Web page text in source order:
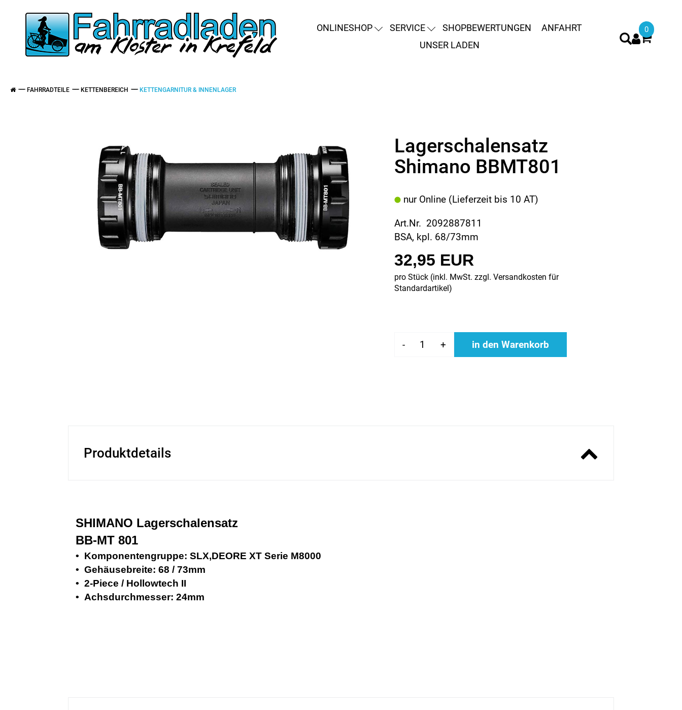
ONLINESHOP SERVICE SHOPBEWERTUNGEN
ANFAHRT
UNSER LADEN
0
FAHRRADTEILE KETTENBEREICH KETTENGARNITUR & INNENLAGER
Lagerschalensatz
Shimano BBMT801
nur Online (Lieferzeit bis 10 AT)
Art.Nr. 2092887811
BSA, kpl. 68/73mm
32,95 EUR
pro Stück (inkl. MwSt. zzgl. Versandkosten für
Standardartikel)
- + in den Warenkorb
Produktdetails
SHIMANO Lagerschalensatz
BB-MT 801
• Komponentengruppe: SLX,DEORE XT Serie M8000
• Gehäusebreite: 68 / 73mm
• 2-Piece / Hollowtech II
• Achsdurchmesser: 24mm